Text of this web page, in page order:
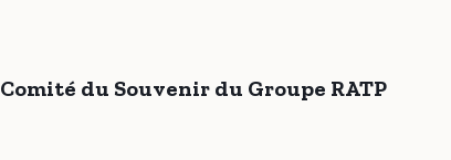
Comité du Souvenir du Groupe RATP